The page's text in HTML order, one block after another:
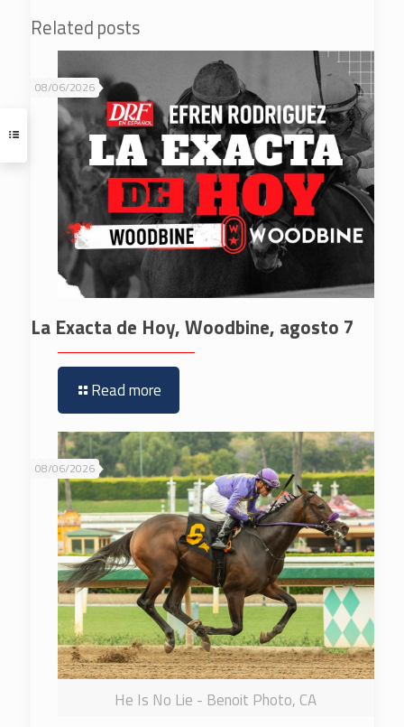
Related posts
08/06/2026
La Exacta de Hoy, Woodbine, agosto 7
Read more
He Is No Lie - Benoit Photo, CA
08/06/2026